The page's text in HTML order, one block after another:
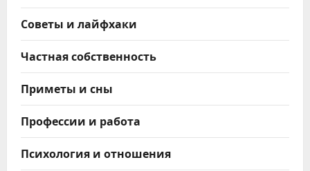
Советы и лайфхаки
Частная собственность
Приметы и сны
Профессии и работа
Психология и отношения